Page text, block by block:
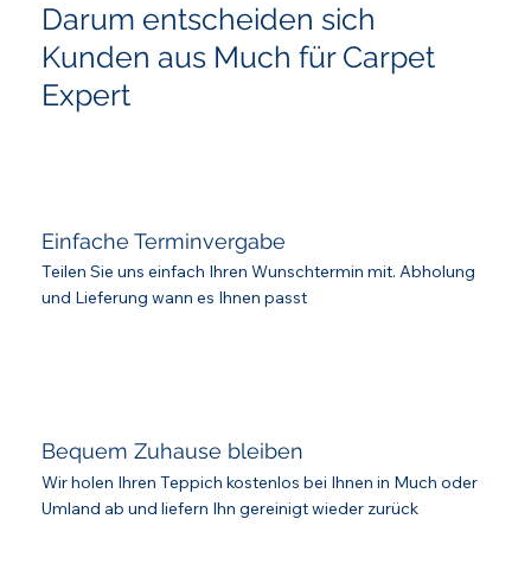
Darum entscheiden sich
Kunden aus Much für Carpet
Expert
Einfache Terminvergabe
Teilen Sie uns einfach Ihren Wunschtermin mit. Abholung
und Lieferung wann es Ihnen passt
Bequem Zuhause bleiben
Wir holen Ihren Teppich kostenlos bei Ihnen in Much oder
Umland ab und liefern Ihn gereinigt wieder zurück